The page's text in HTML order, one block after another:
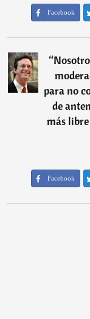
Facebook
“
para no
de
más libre
Facebook